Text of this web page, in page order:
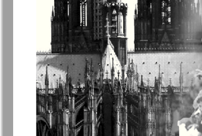
Вечное
сокровище
Германия плюс Давай
Домашний
кулинар